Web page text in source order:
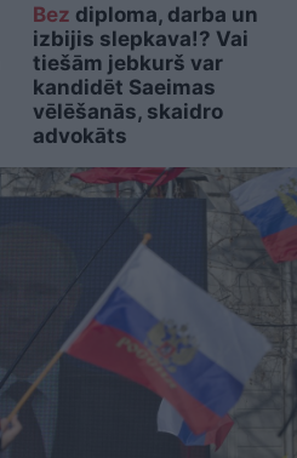
Bez diploma, darba un
izbijis slepkava!? Vai
tiešām jebkurš var
kandidēt Saeimas
vēlēšanās, skaidro
advokāts